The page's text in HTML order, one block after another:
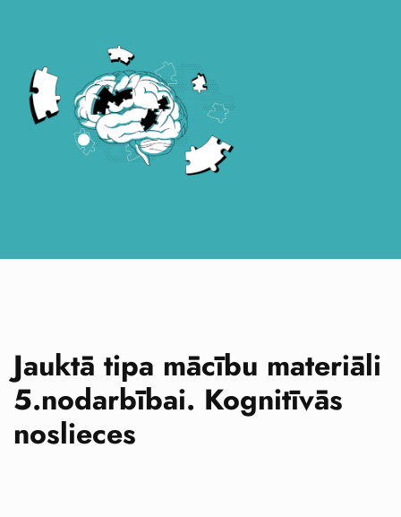
Jauktā tipa mācību materiāli
5.nodarbībai. Kognitīvās
noslieces